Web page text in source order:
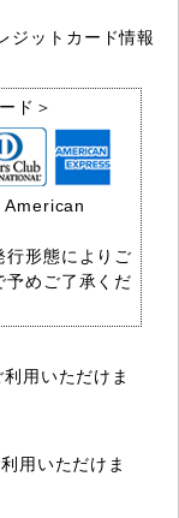
ジットカード情報
ド＞
形態によりご
予めご了承くだ
用いただけま
用いただけま